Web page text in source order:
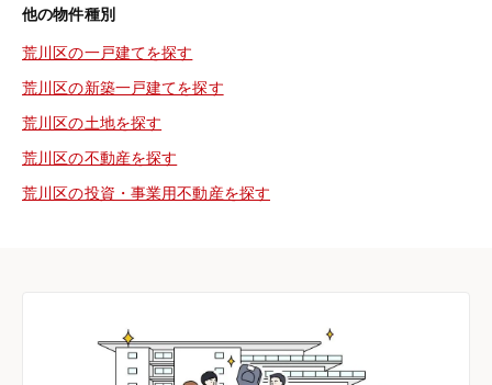
他の物件種別
荒川区の一戸建てを探す
荒川区の新築一戸建てを探す
荒川区の土地を探す
荒川区の不動産を探す
荒川区の投資・事業用不動産を探す